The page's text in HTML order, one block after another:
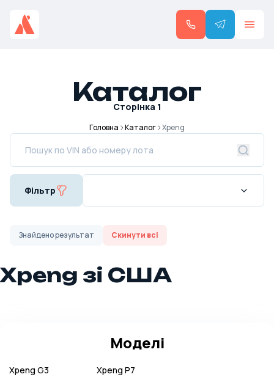
Каталог
Сторінка 1
Головна Каталог Xpeng
Фільтр
Знайденорезультат Скинути всі
Xpeng зі США
Моделі
Xpeng G3 Xpeng P7